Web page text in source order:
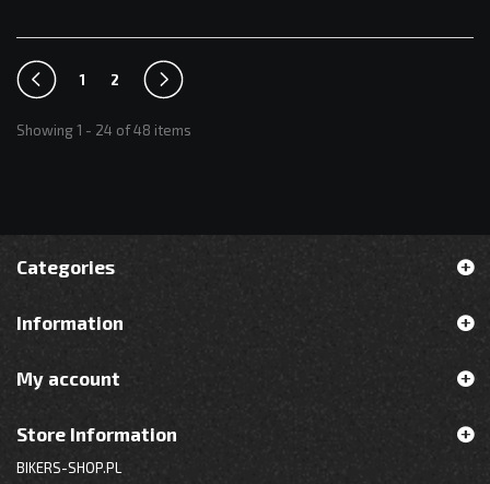
1 2
Showing 1 - 24 of 48 items
Categories
Information
My account
Store Information
BIKERS-SHOP.PL